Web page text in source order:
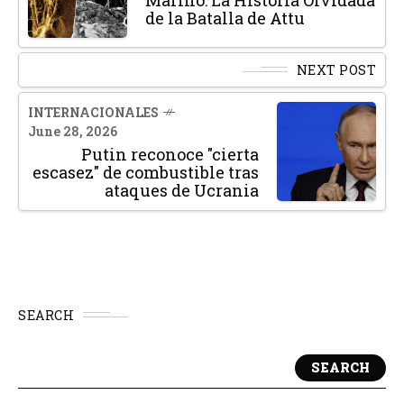
de la Batalla de Attu
NEXT POST
INTERNACIONALES
June 28, 2026
Putin reconoce "cierta
escasez" de combustible tras
ataques de Ucrania
SEARCH
SEARCH